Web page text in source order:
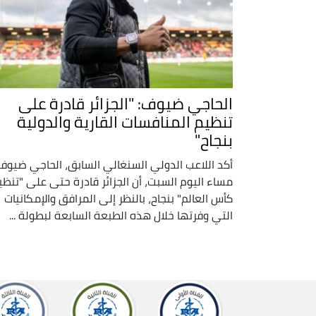
الحاجي ضيوف: "الجزائر قادرة على
تنظيم المنافسات القارية والدولية
بنجاح"
أكد اللاعب الدولي السنغالي السابق، الحاجي
مساء اليوم السبت، أن الجزائر قادرة حتى على
كأس العالم" بنجاح، بالنظر إلى المرافق والإمكانيات
التي وفرتها خلال هذه الطبعة السابعة لبطولة ...